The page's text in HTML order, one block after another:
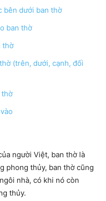
bên dưới ban thờ
ban thờ
thờ
(trên, dưới, cạnh, đối
thờ
người Việt, ban thờ là
phong thủy, ban thờ cũng
nhà, có khi nó còn
thủy.